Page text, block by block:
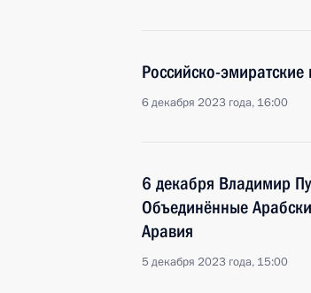
Российско-эмиратские
6 декабря 2023 года, 16:00
6 декабря Владимир
Объединённые
Аравия
5 декабря 2023 года, 15:00